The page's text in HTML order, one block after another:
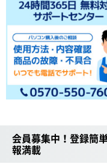
会員募集中！登録簡
報満載